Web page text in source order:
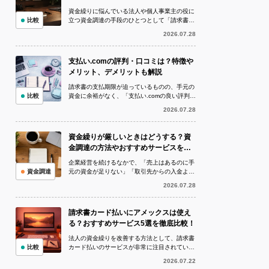
資金繰りに悩んでいる法人や個人事業主の役に
立つ資金調達の手段のひとつとして「請求書カ
存知でしょうか。 請求書カード払い...
2026.07.28
比較
支払い.comの評判・口コミは？特徴や
メリット、デメリットも解説
請求書の支払期限が迫っているものの、手元の
資金に余裕がなく、「支払い.comの良い評判を
評判や口コミを確認してから申し...
2026.07.28
比較
資金繰りが厳しいときはどうする？資
金調達の方法やおすすめサービスを徹
底解説！
企業経営を続けるなかで、「売上はあるのに手
元の資金が足りない」「取引先からの入金より
金繰りが厳しい状況に陥ることは珍し...
2026.07.28
資金調達
請求書カード払いにアメックスは使え
る？おすすめサービス5選を徹底比較！
法人の資金繰りを改善する方法として、請求書
カード払いのサービスが非常に注目されていま
予定の請求書をクレジットカードで決...
2026.07.22
比較